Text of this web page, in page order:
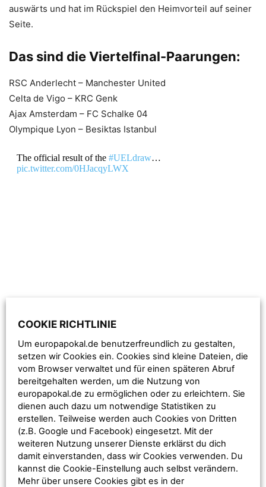
auswärts und hat im Rückspiel den Heimvorteil auf seiner
Seite.
Das sind die Viertelfinal-Paarungen:
RSC Anderlecht – Manchester United
Celta de Vigo – KRC Genk
Ajax Amsterdam – FC Schalke 04
Olympique Lyon – Besiktas Istanbul
The official result of the #UELdraw…
pic.twitter.com/0HJacqyLWX
— UEFA Europa League (@EuropaLeague)17. März 2017
COOKIE RICHTLINIE
Um europapokal.de benutzerfreundlich zu gestalten,
setzen wir Cookies ein. Cookies sind kleine Dateien, die
vom Browser verwaltet und für einen späteren Abruf
bereitgehalten werden, um die Nutzung von
europapokal.de zu ermöglichen oder zu erleichtern. Sie
dienen auch dazu um notwendige Statistiken zu
erstellen. Teilweise werden auch Cookies von Dritten
(z.B. Google und Facebook) eingesetzt. Mit der
weiteren Nutzung unserer Dienste erklärst du dich
damit einverstanden, dass wir Cookies verwenden. Du
kannst die Cookie-Einstellung auch selbst verändern.
Mehr über unsere Cookies gibt es in der